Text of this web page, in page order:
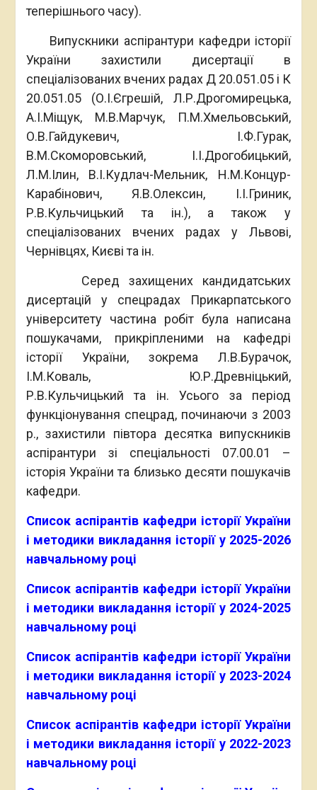
теперішнього часу).
Випускники аспірантури кафедри історії
України захистили дисертації в
спеціалізованих вчених радах Д 20.051.05 і К
20.051.05 (О.І.Єгрешій, Л.Р.Дрогомирецька,
А.І.Міщук, М.В.Марчук, П.М.Хмельовський,
О.В.Гайдукевич, І.Ф.Гурак,
В.М.Скоморовський, І.І.Дрогобицький,
Л.М.Ілин, В.І.Кудлач-Мельник, Н.М.Концур-
Карабінович, Я.В.Олексин, І.І.Гриник,
Р.В.Кульчицький та ін.), а також у
спеціалізованих вчених радах у Львові,
Чернівцях, Києві та ін.
Серед захищених кандидатських
дисертацій у спецрадах Прикарпатського
університету частина робіт була написана
пошукачами, прикріпленими на кафедрі
історії України, зокрема Л.В.Бурачок,
І.М.Коваль, Ю.Р.Древніцький,
Р.В.Кульчицький та ін. Усього за період
функціонування спецрад, починаючи з 2003
р., захистили півтора десятка випускників
аспірантури зі спеціальності 07.00.01 –
історія України та близько десяти пошукачів
кафедри.
Список аспірантів кафедри історії України
і методики викладання історії у 2025-2026
навчальному році
Список аспірантів кафедри історії України
і методики викладання історії у 2024-2025
навчальному році
Список аспірантів кафедри історії України
і методики викладання історії у 2023-2024
навчальному році
Список аспірантів кафедри історії України
і методики викладання історії у 2022-2023
навчальному році